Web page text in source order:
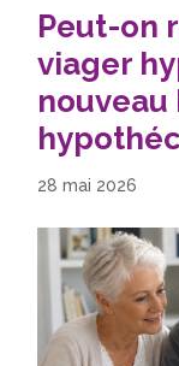
Peut-on
viager
nouveau
28 mai 2026